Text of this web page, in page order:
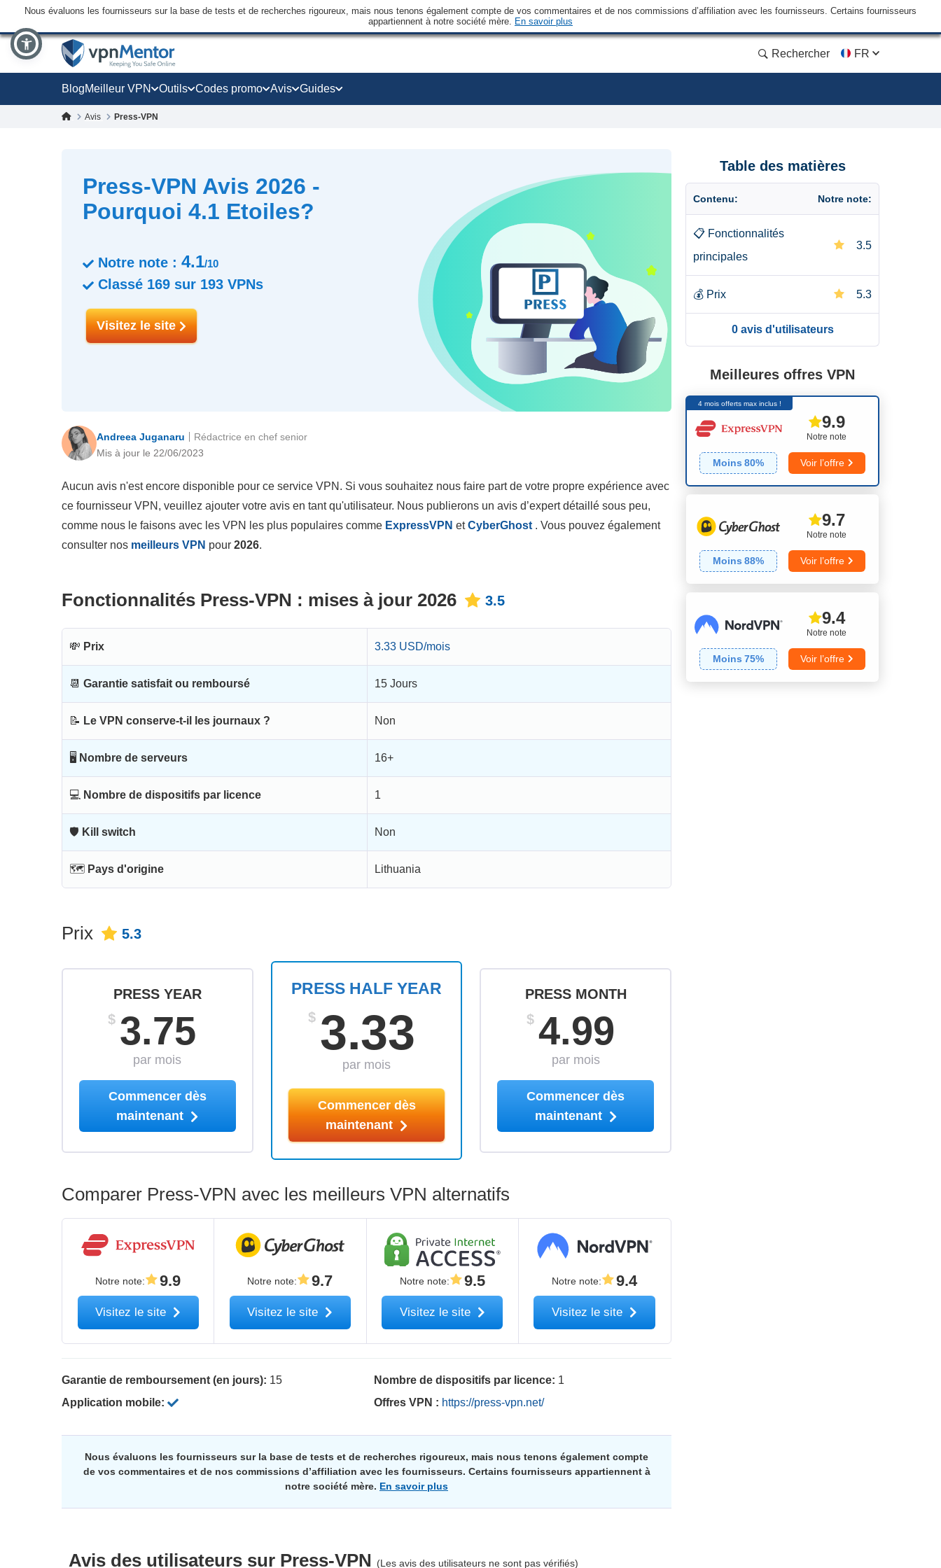
Nous évaluons les fournisseurs sur la base de tests et de recherches rigoureux, mais nous tenons également compte de vos commentaires et de nos commissions d’affiliation avec les fournisseurs. Certains fournisseurs
appartiennent à notre société mère. En savoir plus
Rechercher FR
BlogMeilleur VPN Outils Codes promo Avis Guides
Avis Press-VPN
Press-VPN Avis 2026 -
Pourquoi 4.1 Etoiles?
Notre note : 4.1/10
Classé 169 sur 193 VPNs
Visitez le site
Andreea Juganaru
Mis à jour le 22/06/2023
Rédactrice en chef senior
Aucun avis n'est encore disponible pour ce service VPN. Si vous souhaitez nous faire part de votre propre expérience avec
ce fournisseur VPN, veuillez ajouter votre avis en tant qu'utilisateur. Nous publierons un avis d’expert détaillé sous peu,
comme nous le faisons avec les VPN les plus populaires comme ExpressVPN etCyberGhost . Vous pouvez également
consulter nos meilleurs VPN pour 2026.
Fonctionnalités Press-VPN : mises à jour 2026 3.5
💸 Prix 3.33 USD/mois
📆 Garantie satisfait ou remboursé 15 Jours
📝 Le VPN conserve-t-il les journaux ? Non
🖥 Nombre de serveurs 16+
💻 Nombre de dispositifs par licence 1
🛡 Kill switch Non
🗺 Pays d'origine Lithuania
Prix 5.3
PRESS HALF YEAR
$ 3.33
par mois
Commencer dès
maintenant
PRESS YEAR
$ 3.75
par mois
Commencer dès
maintenant
PRESS MONTH
$ 4.99
par mois
Commencer dès
maintenant
Comparer Press-VPN avec les meilleurs VPN alternatifs
Notre note: 9.9
Visitez le site
Notre note: 9.7
Visitez le site
Notre note: 9.5
Visitez le site
Notre note: 9.4
Visitez le site
Garantie de remboursement (en jours): 15
Application mobile:
Nombre de dispositifs par licence: 1
Offres VPN : https://press-vpn.net/
Nous évaluons les fournisseurs sur la base de tests et de recherches rigoureux, mais nous tenons également compte
de vos commentaires et de nos commissions d’affiliation avec les fournisseurs. Certains fournisseurs appartiennent à
notre société mère. En savoir plus
Avis des utilisateurs sur Press-VPN (Les avis des utilisateurs ne sont pas vérifiés)
Table des matières
Contenu: Notre note:
📋 Fonctionnalités
principales
3.5
💰 Prix 5.3
0 avis d'utilisateurs
Meilleures offres VPN
4 mois offerts max inclus !
Notre note
9.9
Moins 80% Voir l’offre
Notre note
9.7
Moins 88% Voir l’offre
Notre note
9.4
Moins 75% Voir l’offre